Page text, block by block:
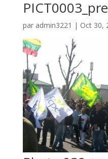
par admin3221 | Oct 30,